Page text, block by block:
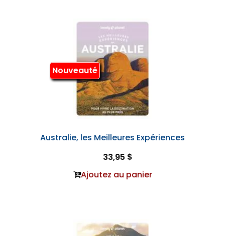
Nouveauté
Australie, les Meilleures Expériences
33,95 $
Ajoutez au panier